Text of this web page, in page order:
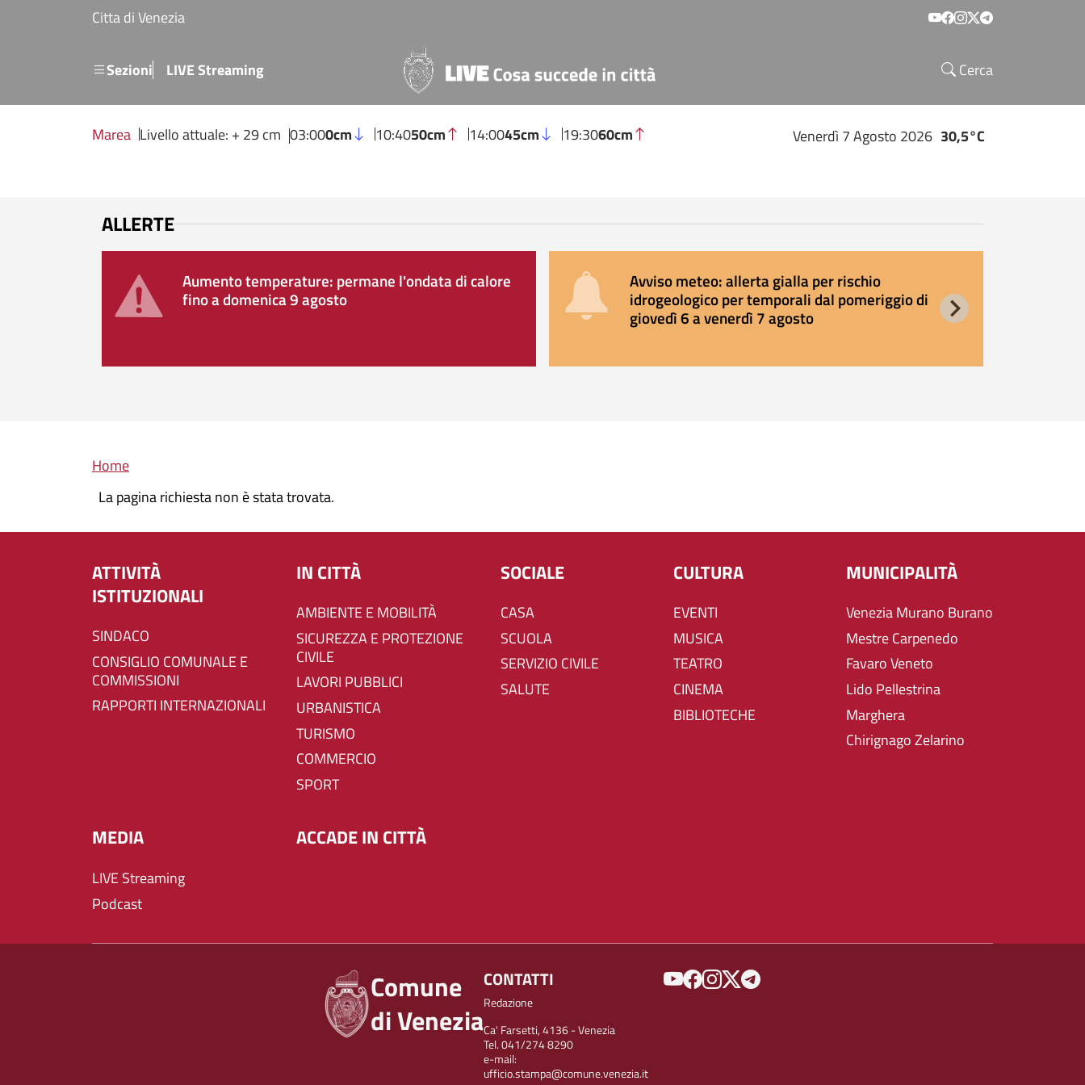
Salta al contenuto principale
Citta di Venezia Social menu
SezioniMenu secondario
LIVE Streaming Cerca
Marea Livello attuale: + 29 cm 03:000cm 10:4050cm 14:0045cm 19:3060cm Venerdì 7 Agosto 2026 30,5°C
ALLERTE
Aumento temperature: permane l'ondata di calore
fino a domenica 9 agosto
Avviso meteo: allerta gialla per rischio
idrogeologico per temporali dal pomeriggio di
giovedì 6 a venerdì 7 agosto
Briciole di pane
Home
La pagina richiesta non è stata trovata.
ATTIVITÀ
ISTITUZIONALI
SINDACO
CONSIGLIO COMUNALE E
COMMISSIONI
RAPPORTI INTERNAZIONALI
IN CITTÀ
AMBIENTE E MOBILITÀ
SICUREZZA E PROTEZIONE
CIVILE
LAVORI PUBBLICI
URBANISTICA
TURISMO
COMMERCIO
SPORT
SOCIALE
CASA
SCUOLA
SERVIZIO CIVILE
SALUTE
CULTURA
EVENTI
MUSICA
TEATRO
CINEMA
BIBLIOTECHE
MUNICIPALITÀ
Venezia Murano Burano
Mestre Carpenedo
Favaro Veneto
Lido Pellestrina
Marghera
Chirignago Zelarino
MEDIA
LIVE Streaming
Podcast
ACCADE IN CITTÀ
Comune
di Venezia
CONTATTI
Redazione
Ca' Farsetti, 4136 - Venezia
Tel. 041/274 8290
e-mail:
ufficio.stampa@comune.venezia.it
SOCIAL MENU